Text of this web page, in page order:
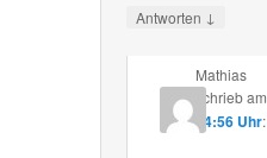
Antworten ↓
Mathias
schriebam
14:56 Uhr: